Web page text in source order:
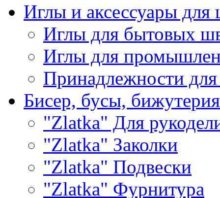
Иглы и аксессуары
Иглы для бытовых
Иглы для
Принадлежности
Бисер, бусы, бижутерия
"Zlatka" Для
"Zlatka" Заколки
"Zlatka" Подвески
"Zlatka" Фурнитура